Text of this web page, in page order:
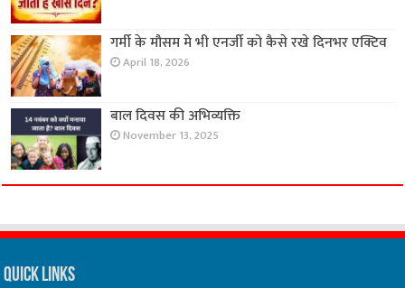
गर्मी के मौसम मे भी एनर्जी को कैसे रखे दिनभर एक्टिव
April 18, 2026
बाल दिवस की अभिव्यक्ति
November 13, 2025
Quick Links